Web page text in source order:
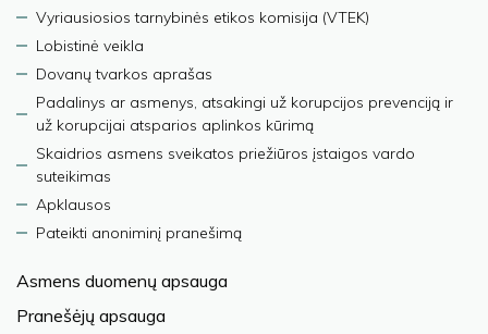
Vyriausiosios tarnybinės etikos komisija (VTEK)
Lobistinė veikla
Dovanų tvarkos aprašas
Padalinys ar asmenys, atsakingi už korupcijos prevenciją ir
už korupcijai atsparios aplinkos kūrimą
Skaidrios asmens sveikatos priežiūros įstaigos vardo
suteikimas
Apklausos
Pateikti anoniminį pranešimą
Asmens duomenų apsauga
Pranešėjų apsauga